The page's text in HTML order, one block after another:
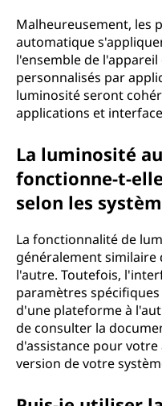
Malheureusement, les
automatique
l'ensemble de
personnalisés par
luminosité seront
applications et
La luminosité
fonctionne-t-
selon les
La fonctionnalité de
généralement similaire
l'autre. Toutefois,
paramètres
d'une plateforme à
de consulter la
d'assistance pour
version de votre